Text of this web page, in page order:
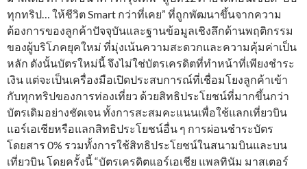
ทุกทริป… ให้ชีวิต Smart กว่าที่เคย” ที่ถูกพัฒนาขึ้นจากความ
ต้องการของลูกค้าปัจจุบันและฐานข้อมูลเชิงลึกด้านพฤติกรรม
ของผู้บริโภคยุคใหม่ ที่มุ่งเน้นความสะดวกและความคุ้มค่าเป็น
หลัก ดังนั้นบัตรใหม่นี้ จึงไม่ใช่บัตรเครดิตที่ทำหน้าที่เพียงชำระ
เงิน แต่จะเป็นเครื่องมือเปิดประสบการณ์ที่เชื่อมโยงลูกค้าเข้า
กับทุกทริปของการท่องเที่ยว ด้วยสิทธิประโยชน์ที่มากขึ้นกว่า
บัตรเดิมอย่างชัดเจน ทั้งการสะสมคะแนนเพื่อใช้แลกเที่ยวบิน
แอร์เอเชียหรือแลกสิทธิประโยชน์อื่น ๆ การผ่อนชำระบัตร
โดยสาร 0% รวมทั้งการใช้สิทธิประโยชน์ในสนามบินและบน
เที่ยวบิน โดยครั้งนี้ “บัตรเครดิตแอร์เอเชีย แพลทินัม มาสเตอร์